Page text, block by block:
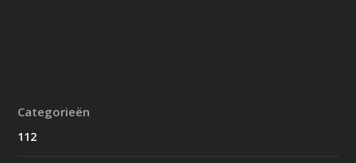
Categorieën
112